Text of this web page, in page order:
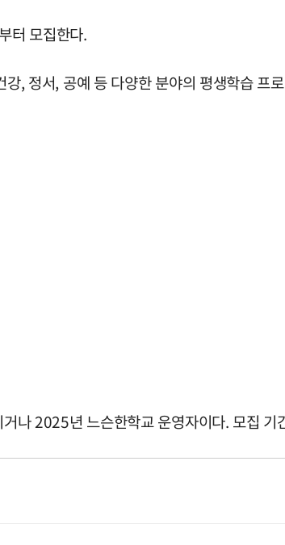
터 모집한다.
, 정서, 공예 등 다양한 분야의 평생학습 프
나 2025년 느슨한학교 운영자이다. 모집